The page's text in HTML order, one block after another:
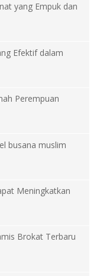
yang Empuk dan
Efektif dalam
Perempuan
busana muslim
Meningkatkan
Brokat Terbaru